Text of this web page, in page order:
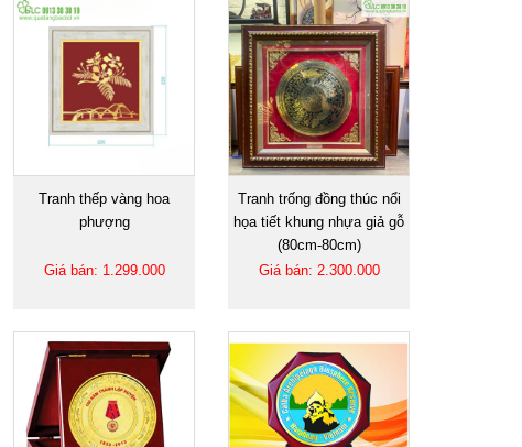
Tranh thếp vàng hoa
phượng
Giá bán: 1.299.000
Tranh trống đồng thúc nổi
họa tiết khung nhựa giả gỗ
(80cm-80cm)
Giá bán: 2.300.000